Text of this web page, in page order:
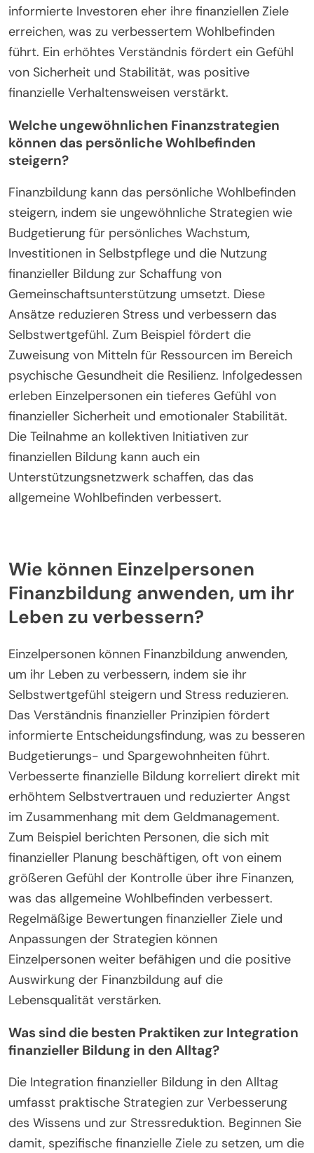
informierte Investoren eher ihre finanziellen Ziele
erreichen, was zu verbessertem Wohlbefinden
führt. Ein erhöhtes Verständnis fördert ein Gefühl
von Sicherheit und Stabilität, was positive
finanzielle Verhaltensweisen verstärkt.
Welche ungewöhnlichen Finanzstrategien
können das persönliche Wohlbefinden
steigern?
Finanzbildung kann das persönliche Wohlbefinden
steigern, indem sie ungewöhnliche Strategien wie
Budgetierung für persönliches Wachstum,
Investitionen in Selbstpflege und die Nutzung
finanzieller Bildung zur Schaffung von
Gemeinschaftsunterstützung umsetzt. Diese
Ansätze reduzieren Stress und verbessern das
Selbstwertgefühl. Zum Beispiel fördert die
Zuweisung von Mitteln für Ressourcen im Bereich
psychische Gesundheit die Resilienz. Infolgedessen
erleben Einzelpersonen ein tieferes Gefühl von
finanzieller Sicherheit und emotionaler Stabilität.
Die Teilnahme an kollektiven Initiativen zur
finanziellen Bildung kann auch ein
Unterstützungsnetzwerk schaffen, das das
allgemeine Wohlbefinden verbessert.
Wie können Einzelpersonen
Finanzbildung anwenden, um ihr
Leben zu verbessern?
Einzelpersonen können Finanzbildung anwenden,
um ihr Leben zu verbessern, indem sie ihr
Selbstwertgefühl steigern und Stress reduzieren.
Das Verständnis finanzieller Prinzipien fördert
informierte Entscheidungsfindung, was zu besseren
Budgetierungs- und Spargewohnheiten führt.
Verbesserte finanzielle Bildung korreliert direkt mit
erhöhtem Selbstvertrauen und reduzierter Angst
im Zusammenhang mit dem Geldmanagement.
Zum Beispiel berichten Personen, die sich mit
finanzieller Planung beschäftigen, oft von einem
größeren Gefühl der Kontrolle über ihre Finanzen,
was das allgemeine Wohlbefinden verbessert.
Regelmäßige Bewertungen finanzieller Ziele und
Anpassungen der Strategien können
Einzelpersonen weiter befähigen und die positive
Auswirkung der Finanzbildung auf die
Lebensqualität verstärken.
Was sind die besten Praktiken zur Integration
finanzieller Bildung in den Alltag?
Die Integration finanzieller Bildung in den Alltag
umfasst praktische Strategien zur Verbesserung
des Wissens und zur Stressreduktion. Beginnen Sie
damit, spezifische finanzielle Ziele zu setzen, um die